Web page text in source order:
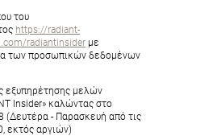
του
https://radiant-
radiantinsider με
των προσωπικών δεδομένων
εξυπηρέτησης μελών
Insider» καλώντας στο
(Δευτέρα - Παρασκευή από τις
εκτός αργιών)